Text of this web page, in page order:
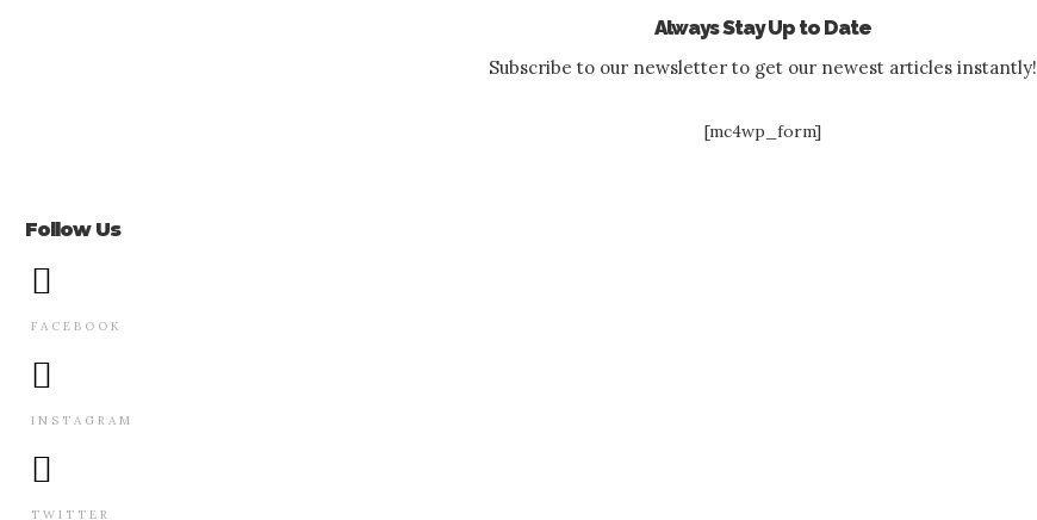
Always Stay Up to Date
Subscribe to our newsletter to get our newest articles instantly!
[mc4wp_form]
Follow Us
FACEBOOK
INSTAGRAM
TWITTER